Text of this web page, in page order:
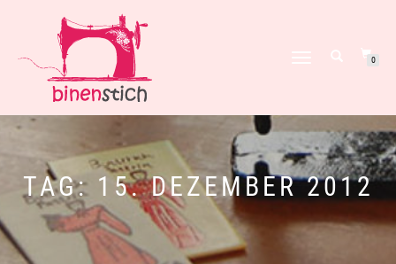
0
TAG: 15. DEZEMBER 2012